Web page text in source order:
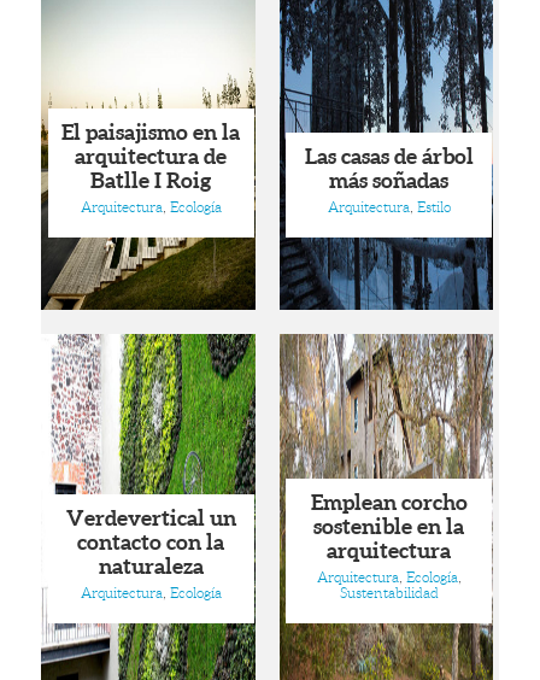
El paisajismo en la
arquitectura de
Batlle I Roig
Arquitectura Ecología
Las casas de árbol
más soñadas
Arquitectura Estilo
Verdevertical un
contacto con la
naturaleza
Arquitectura Ecología
Emplean corcho
sostenible en la
arquitectura
Arquitectura Ecología
Sustentabilidad